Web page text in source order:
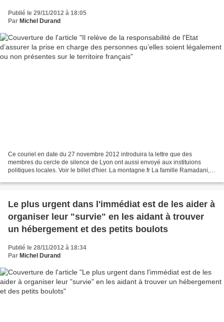
Publié le 29/11/2012 à 18:05
Par Michel Durand
Ce couriel en date du 27 novembre 2012 introduira la lettre que des
membres du cercle de silence de Lyon ont aussi envoyé aux instituions
politiques locales. Voir le billet d'hier. La montagne.fr La famille Ramadani,
Le plus urgent dans l'immédiat est de les aider à
organiser leur "survie" en les aidant à trouver
un hébergement et des petits boulots
Publié le 28/11/2012 à 18:34
Par Michel Durand